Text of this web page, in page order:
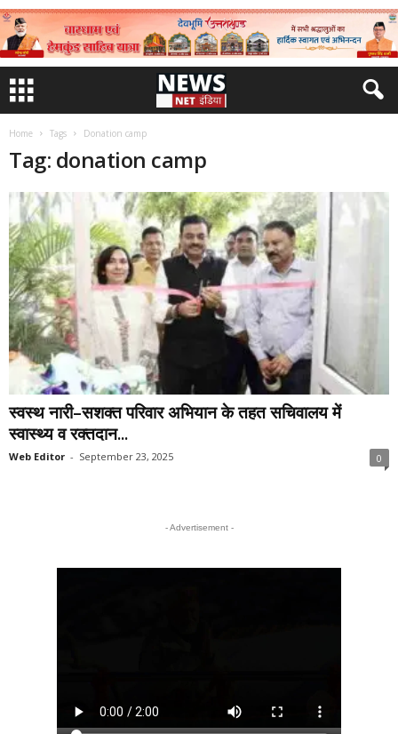
Home Tags Donation camp
Tag: donation camp
स्वस्थ नारी–सशक्त परिवार अभियान के तहत सचिवालय में
स्वास्थ्य व रक्तदान...
Web Editor - September 23, 2025 0
- Advertisement -